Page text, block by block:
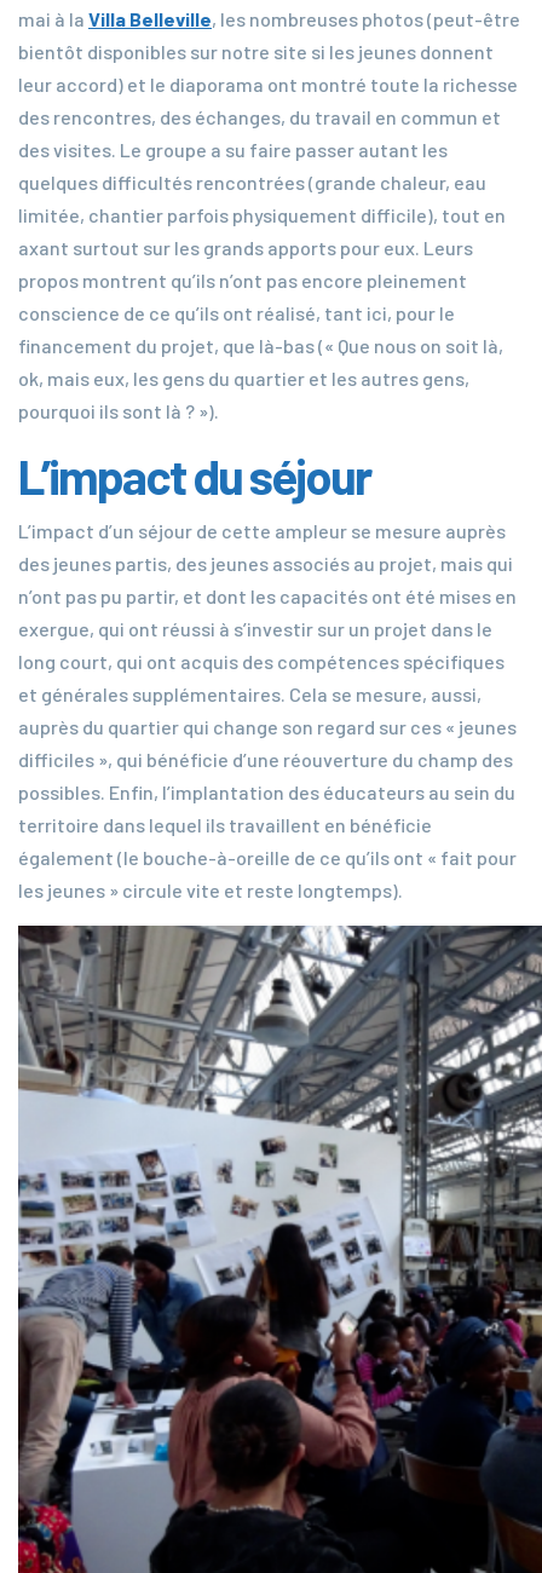
mai à la Villa Belleville, les nombreuses photos (peut-être
bientôt disponibles sur notre site si les jeunes donnent
leur accord) et le diaporama ont montré toute la richesse
des rencontres, des échanges, du travail en commun et
des visites. Le groupe a su faire passer autant les
quelques difficultés rencontrées (grande chaleur, eau
limitée, chantier parfois physiquement difficile), tout en
axant surtout sur les grands apports pour eux. Leurs
propos montrent qu’ils n’ont pas encore pleinement
conscience de ce qu’ils ont réalisé, tant ici, pour le
financement du projet, que là-bas (« Que nous on soit là,
ok, mais eux, les gens du quartier et les autres gens,
pourquoi ils sont là ? »).
L’impact du séjour
L’impact d’un séjour de cette ampleur se mesure auprès
des jeunes partis, des jeunes associés au projet, mais qui
n’ont pas pu partir, et dont les capacités ont été mises en
exergue, qui ont réussi à s’investir sur un projet dans le
long court, qui ont acquis des compétences spécifiques
et générales supplémentaires. Cela se mesure, aussi,
auprès du quartier qui change son regard sur ces « jeunes
difficiles », qui bénéficie d’une réouverture du champ des
possibles. Enfin, l’implantation des éducateurs au sein du
territoire dans lequel ils travaillent en bénéficie
également (le bouche-à-oreille de ce qu’ils ont « fait pour
les jeunes » circule vite et reste longtemps).